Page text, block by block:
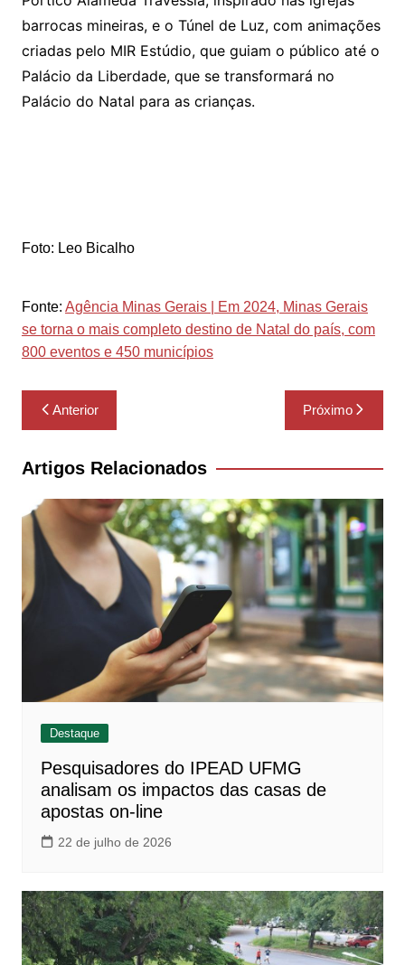
barrocas mineiras, e o Túnel de Luz, com animações
criadas pelo MIR Estúdio, que guiam o público até o
Palácio da Liberdade, que se transformará no
Palácio do Natal para as crianças.
Foto: Leo Bicalho
Fonte: Agência Minas Gerais | Em 2024, Minas Gerais
se torna o mais completo destino de Natal do país, com
800 eventos e 450 municípios
Navegação
de
Post
Anterior Próximo
Artigos Relacionados
Destaque
Pesquisadores do IPEAD UFMG
analisam os impactos das casas de
apostas on-line
22 de julho de 2026